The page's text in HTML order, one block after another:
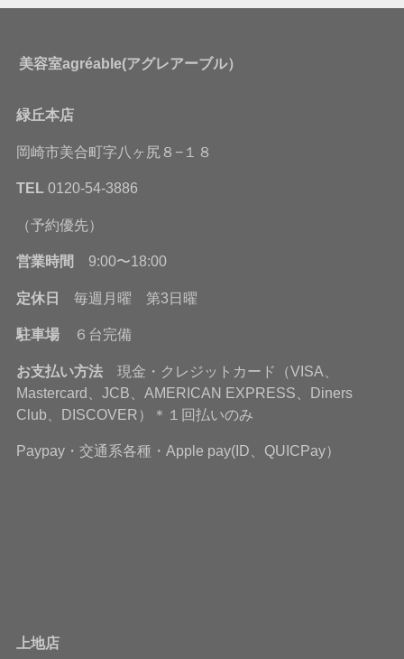
美容室agréable(アグレアーブル）
緑丘本店
岡崎市美合町字八ヶ尻８−１８
TEL 0120-54-3886
（予約優先）
営業時間 9:00〜18:00
定休日 毎週月曜 第3日曜
駐車場 ６台完備
お支払い方法現金・クレジットカード（VISA、
Mastercard、JCB、AMERICAN EXPRESS、Diners
Club、DISCOVER）＊１回払いのみ
Paypay・交通系各種・Apple pay(ID、QUICPay）
上地店